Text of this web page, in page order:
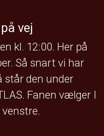
vej
kl. 12:00. Her på
Så snart vi har
står den under
Fanen vælger I